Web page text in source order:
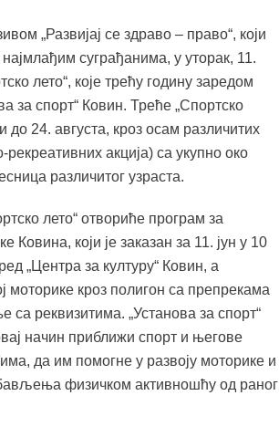
„Развијај се здраво – право“, који
суграђанима, у уторак, 11.
лето“, које трећу годину заредом
за спорт“ Ковин. Треће „Спортско
до 24. августа, кроз осам различитих
рекреативних акција) са укупно око
различитог узраста.
лето“ отвориће програм за
Ковина, који је заказан за 11. јун у 10
„Центра за културу“ Ковин, а
моторике кроз полигон са препрекама
са реквизитима. „Установа за спорт“
начин приближи спорт и његове
да им помогне у развоју моторике и
физичком активношћу од раног